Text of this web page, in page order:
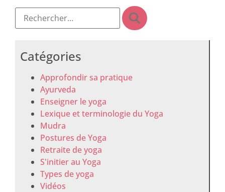
Catégories
Approfondir sa pratique
Ayurveda
Enseigner le yoga
Lexique et terminologie du Yoga
Mudra
Postures de Yoga
Retraite de yoga
S'initier au Yoga
Types de yoga
Vidéos